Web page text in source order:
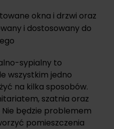
okna i drzwi oraz
i dostosowany do
sypialny to
wszystkim jedno
na kilka sposobów.
szatnia oraz
będzie problemem
pomieszczenia